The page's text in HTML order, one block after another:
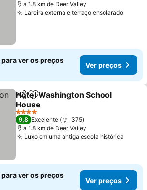
a 1.8 km de Deer Valley
Lareira externa e terraço ensolaradoVer
ver os preços
Ver preços
PartilharAdicionar aos favoritos
Hotel Washington School
House
Ver preços
4 Estrelas
9,8 Excelente
375
a 1.8 km de Deer Valley
Luxo em uma antiga escola histórica
ver os preços
Ver preços